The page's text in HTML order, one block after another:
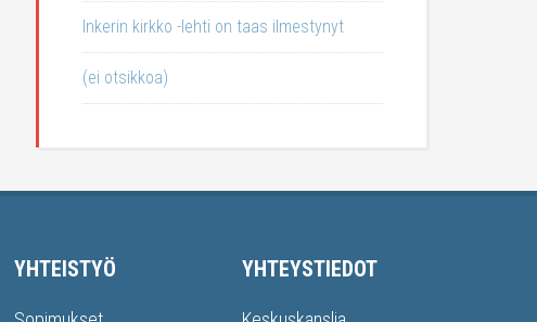
Inkerin kirkko -lehti on taas ilmestynyt
(ei otsikkoa)
YHTEISTYÖ YHTEYSTIEDOT